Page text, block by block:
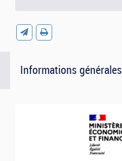
Informations générales